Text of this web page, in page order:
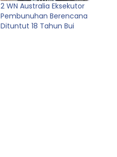
2 WN Australia Eksekutor
Pembunuhan Berencana
Dituntut 18 Tahun Bui